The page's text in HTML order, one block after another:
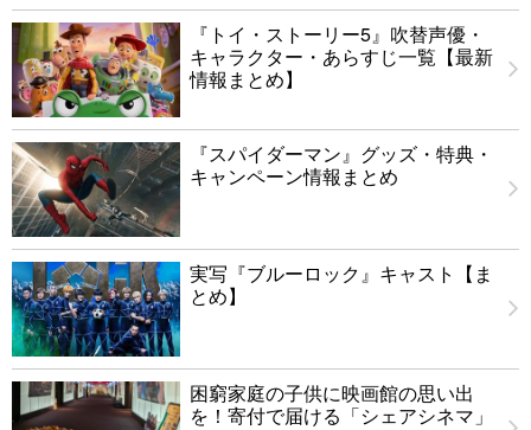
『トイ・ストーリー5』吹替声優・
キャラクター・あらすじ一覧【最新
情報まとめ】
『スパイダーマン』グッズ・特典・
キャンペーン情報まとめ
実写『ブルーロック』キャスト【ま
とめ】
困窮家庭の子供に映画館の思い出
を！寄付で届ける「シェアシネマ」